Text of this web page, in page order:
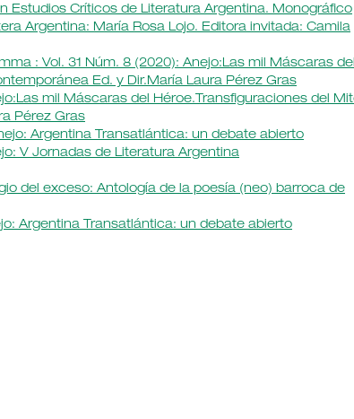
Estudios Críticos de Literatura Argentina. Monográfico
Argentina: María Rosa Lojo. Editora invitada: Camila
: Vol. 31 Núm. 8 (2020): Anejo:Las mil Máscaras
Ed. y Dir.María Laura Pérez Gras
mil Máscaras del Héroe.Transfiguraciones del
Pérez Gras
Argentina Transatlántica: un debate abierto
V Jornadas de Literatura Argentina
del exceso: Antología de la poesía (neo) barroca de
Argentina Transatlántica: un debate abierto